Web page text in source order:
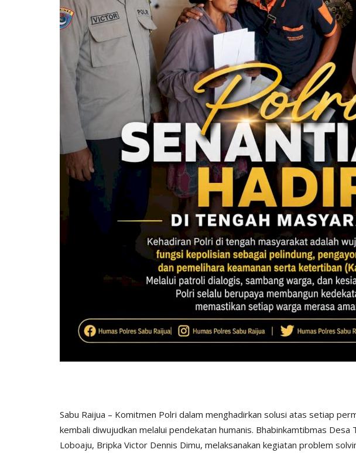
Sabu Raijua – Komitmen Polri dalam menghadirkan solusi atas setiap
kembali diwujudkan melalui pendekatan humanis. Bhabinkamtibmas Desa
Loboaju, Bripka Victor Dennis Dimu, melaksanakan kegiatan problem
BERANDA BERANDA